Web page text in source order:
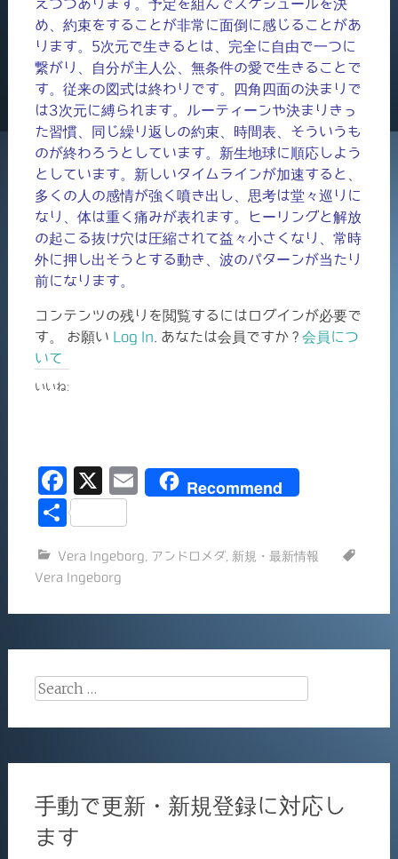
えつつあります。予定を組んでスケジュールを決
め、約束をすることが非常に面倒に感じることがあ
ります。5次元で生きるとは、完全に自由で一つに
繋がり、自分が主人公、無条件の愛で生きることで
す。従来の図式は終わりです。四角四面の決まりで
は3次元に縛られます。ルーティーンや決まりきっ
た習慣、同じ繰り返しの約束、時間表、そういうも
のが終わろうとしています。新生地球に順応しよう
としています。新しいタイムラインが加速すると、
多くの人の感情が強く噴き出し、思考は堂々巡りに
なり、体は重く痛みが表れます。ヒーリングと解放
の起こる抜け穴は圧縮されて益々小さくなり、常時
外に押し出そうとする動き、波のパターンが当たり
前になります。
コンテンツの残りを閲覧するにはログインが必要で
す。 お願い Log In . あなたは会員ですか ? 会員につ
いて
いいね:
F
a
e
b
o
o
k
X
E
l
Recommend
共
Vera Ingeborg アンドロメダ, 新規・最新情報
Vera Ingeborg
Search
手動で更新・新規登録に対応し
ます